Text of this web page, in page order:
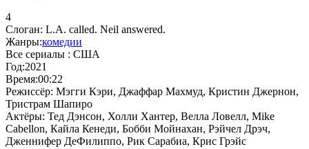
4
Слоган: L.A. called. Neil answered.
Жанры:комедии
Все сериалы : США
Год:2021
Время:00:22
Режиссёр: Мэгги Кэри, Джаффар Махмуд, Кристин Джернон,
Тристрам Шапиро
Актёры: Тед Дэнсон, Холли Хантер, Велла Ловелл, Mike
Cabellon, Кайла Кенеди, Бобби Мойнахан, Рэйчел Дрэч,
Дженнифер ДеФилиппо, Рик Сарабиа, Крис Грэйс